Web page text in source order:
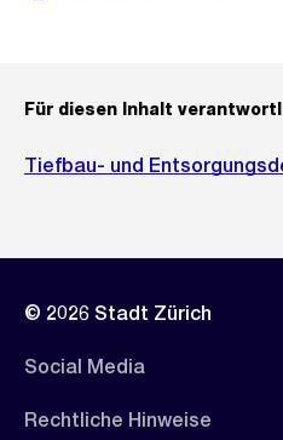
Für diesen Inhalt
Tiefbau- und
© 2026 Stadt Zürich
Social Media
Rechtliche Hinweise